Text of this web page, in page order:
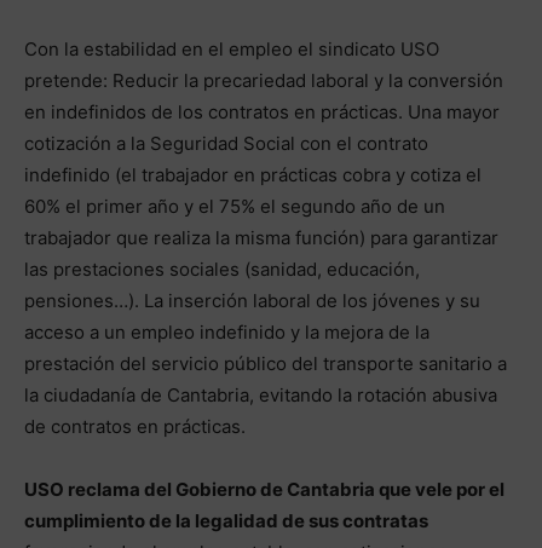
Con la estabilidad en el empleo el sindicato USO
pretende: Reducir la precariedad laboral y la conversión
en indefinidos de los contratos en prácticas. Una mayor
cotización a la Seguridad Social con el contrato
indefinido (el trabajador en prácticas cobra y cotiza el
60% el primer año y el 75% el segundo año de un
trabajador que realiza la misma función) para garantizar
las prestaciones sociales (sanidad, educación,
pensiones…). La inserción laboral de los jóvenes y su
acceso a un empleo indefinido y la mejora de la
prestación del servicio público del transporte sanitario a
la ciudadanía de Cantabria, evitando la rotación abusiva
de contratos en prácticas.
USO reclama del Gobierno de Cantabria que vele por el
cumplimiento de la legalidad de sus contratas